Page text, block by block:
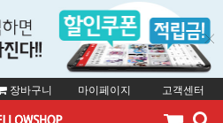
장바구니 마이페이지 고객센터